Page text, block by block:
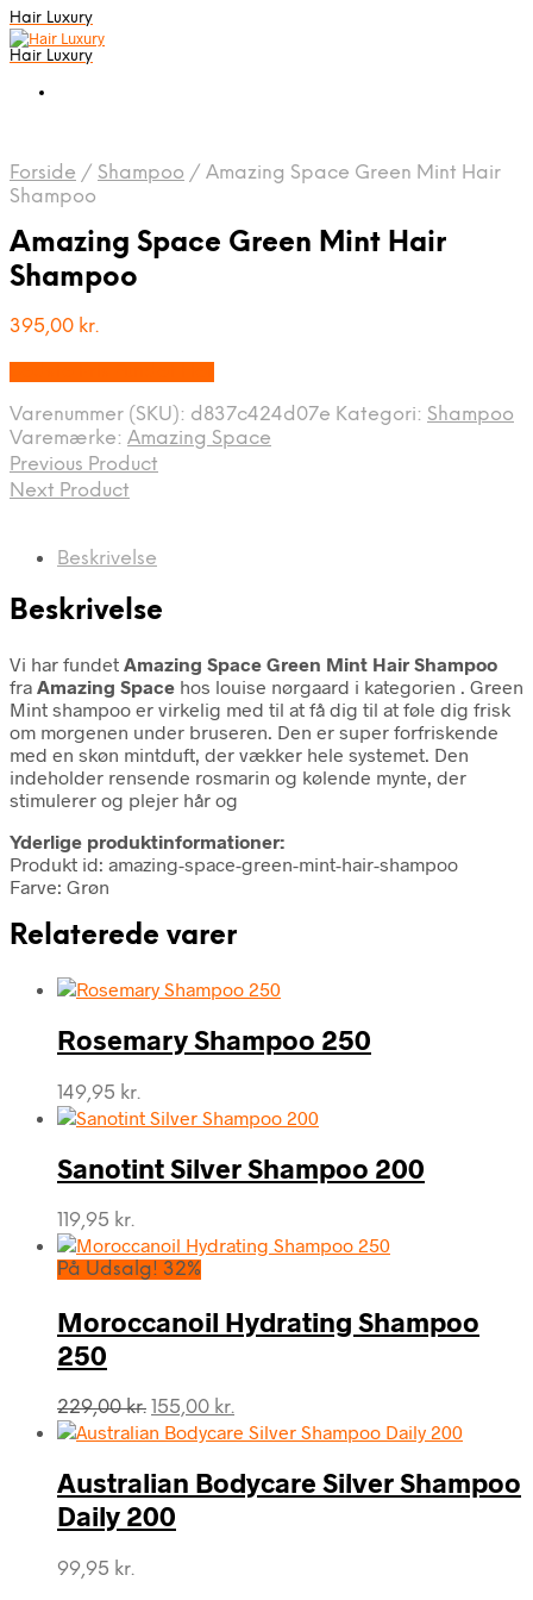
Hair Luxury
Hair Luxury
Forside / Shampoo / Amazing Space Green Mint Hair
Shampoo
Amazing Space Green Mint Hair
Shampoo
395,00 kr.
Varenummer (SKU): d837c424d07e Kategori: Shampoo
Varemærke: Amazing Space
Previous Product
Next Product
Beskrivelse
Beskrivelse
Vi har fundet Amazing Space Green Mint Hair Shampoo
fra Amazing Space hos louise nørgaard i kategorien . Green
Mint shampoo er virkelig med til at få dig til at føle dig frisk
om morgenen under bruseren. Den er super forfriskende
med en skøn mintduft, der vækker hele systemet. Den
indeholder rensende rosmarin og kølende mynte, der
stimulerer og plejer hår og
Yderlige produktinformationer:
Produkt id: amazing-space-green-mint-hair-shampoo
Farve: Grøn
Relaterede varer
Rosemary Shampoo 250
149,95 kr.
Sanotint Silver Shampoo 200
119,95 kr.
På Udsalg! 32%
Moroccanoil Hydrating Shampoo
250
229,00kr. Den
oprindelige
var:
229,00 kr..
155,00 kr.
aktuelle
er:
155,00 kr..
Australian Bodycare Silver Shampoo
Daily 200
99,95 kr.